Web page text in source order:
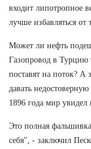
входит липотропное
лучше избавляться от
Может ли нефть
Газопровод в Турцию
поставят на поток? А
давать
1896 года мир
Это полная
себя", - заключил